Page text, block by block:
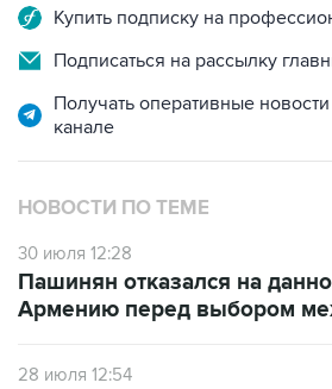
Купить подписку на
Подписаться на рассылку
Получать оперативные
канале
НОВОСТИ ПО ТЕМЕ
30 июля 12:28
Пашинян отказался на
Армению перед выбором
28 июля 12:54